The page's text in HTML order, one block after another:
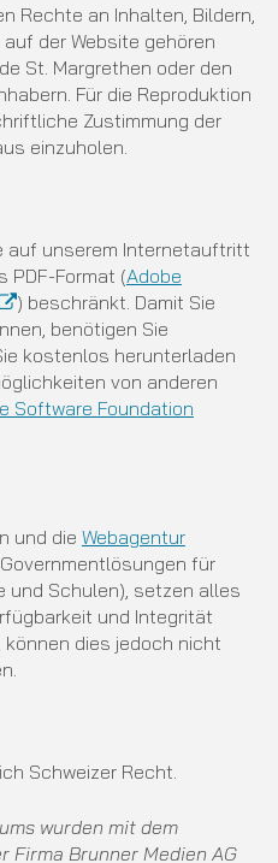
Rechte an Inhalten, Bildern,
der Website gehören
St. Margrethen oder den
Für die Reproduktion
Zustimmung der
einzuholen.
auf unserem Internetauftritt
PDF-Format (Adobe
) beschränkt. Damit Sie
benötigen Sie
kostenlos herunterladen
von anderen
Software Foundation
und die Webagentur
für
und Schulen), setzen alles
und Integrität
können dies jedoch nicht
Schweizer Recht.
wurden mit dem
Firma Brunner Medien AG